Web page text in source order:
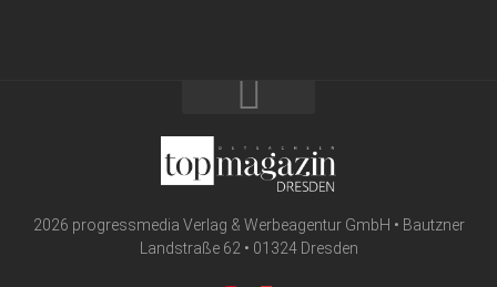
2026 progressmedia Verlag & Werbeagentur GmbH • Bautzner
Landstraße 62 • 01324 Dresden